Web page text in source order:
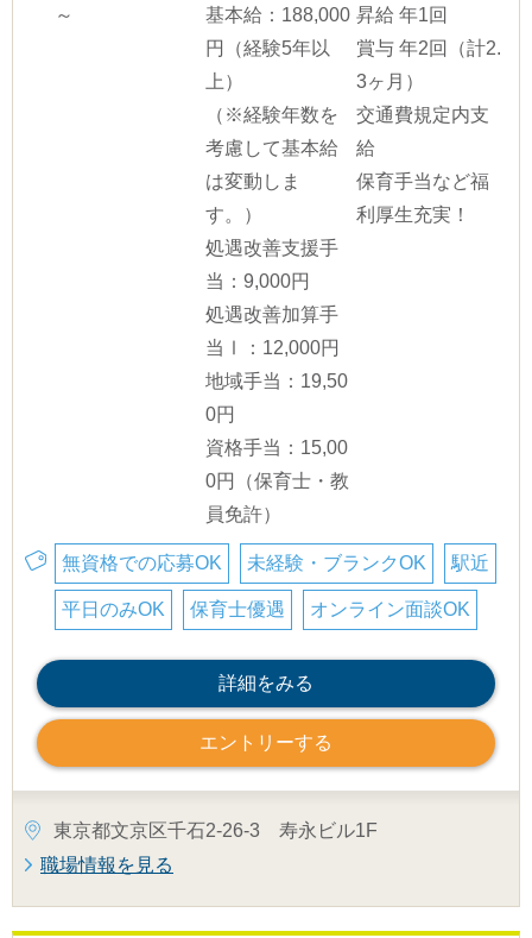
～
基本給：188,000
円（経験5年以
上）
（※経験年数を
考慮して基本給
は変動しま
す。）
処遇改善支援手
当：9,000円
処遇改善加算手
当Ⅰ：12,000円
地域手当：19,50
0円
資格手当：15,00
0円（保育士・教
員免許）
昇給 年1回
賞与 年2回（計2.
3ヶ月）
交通費規定内支
給
保育手当など福
利厚生充実！
無資格での応募OK 未経験・ブランクOK 駅近
平日のみOK 保育士優遇 オンライン面談OK
詳細をみる
エントリーする
東京都文京区千石2-26-3 寿永ビル1F
職場情報を見る